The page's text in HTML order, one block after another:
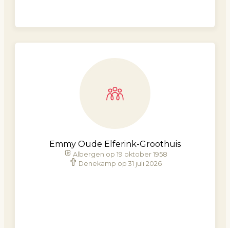
Emmy Oude Elferink-Groothuis
Albergen op 19 oktober 1958
Denekamp op 31 juli 2026